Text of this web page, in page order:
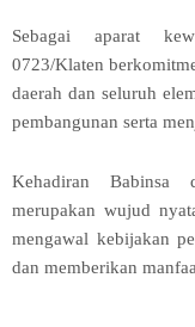
Sebagai aparat
0723/Klaten
daerah dan seluruh
pembangunan serta
Kehadiran Babinsa
merupakan wujud
mengawal kebijakan
dan memberikan